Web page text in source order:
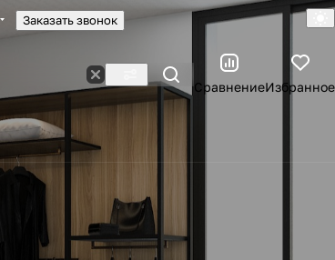
Заказать звонок
СравнениеИзбранное